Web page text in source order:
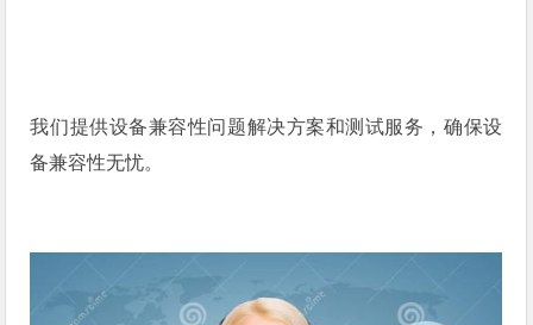
我们提供设备兼容性问题解决方案和测试服务，确保设
备兼容性无忧。